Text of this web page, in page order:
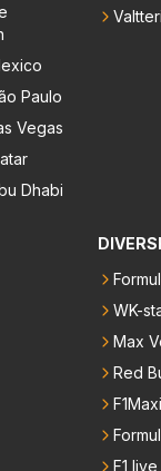
Paulo
Vegas
Dhabi
WK-
Max
Red
F1